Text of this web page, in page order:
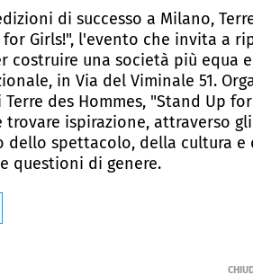
di successo a Milano,
for Girls!", l'evento che invita a
costruire una società più equa
in Via del Viminale 51.
des Hommes, "Stand Up
trovare ispirazione, attraverso
dello spettacolo, della cultura
questioni di genere.